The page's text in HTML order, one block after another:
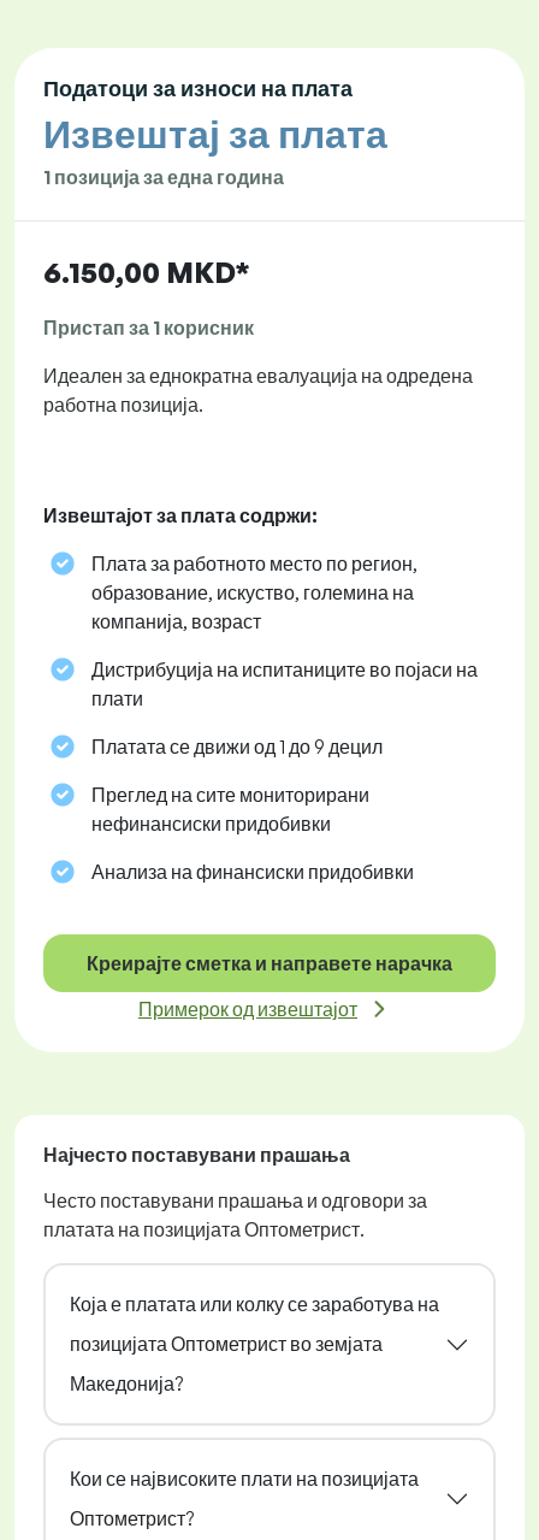
Податоци за износи на плата
Извештај за плата
1 позиција за една година
6.150,00 MKD*
Пристап за 1 корисник
Идеален за еднократна евалуација на одредена
работна позиција.
Извештајот за плата содржи:
Плата за работното место по регион,
образование, искуство, големина на
компанија, возраст
Дистрибуција на испитаниците во појаси на
плати
Платата се движи од 1 до 9 децил
Преглед на сите мониторирани
нефинансиски придобивки
Анализа на финансиски придобивки
Креирајте сметка и направете нарачка
Примерок од извештајот
Најчесто поставувани прашања
Често поставувани прашања и одговори за
платата на позицијата Оптометрист.
Која е платата или колку се заработува на
позицијата Оптометрист во земјата
Македонија?
Кои се највисоките плати на позицијата
Оптометрист?